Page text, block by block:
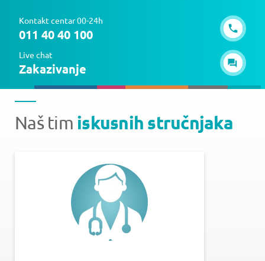
Kontakt centar 00-24h
011 40 40 100
Live chat
Zakazivanje
Naš tim iskusnih stručnjaka